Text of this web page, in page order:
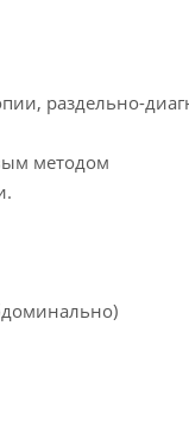
раздельно-
методом